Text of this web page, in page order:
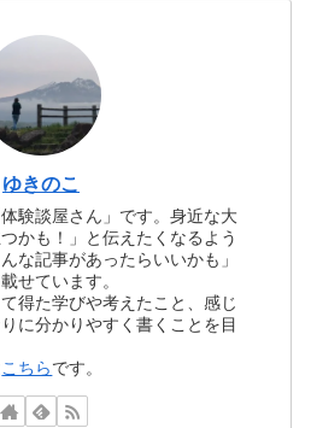
ゆきのこ
験談屋さん」です。身近な大
かも！」と伝えたくなるよう
な記事があったらいいかも」
せています。
得た学びや考えたこと、感じ
に分かりやすく書くことを目
こちらです。